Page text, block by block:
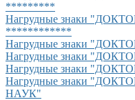
*********
Нагрудные знаки
************
Нагрудные знаки
Нагрудные знаки
Нагрудные знаки
Нагрудные знаки
НАУК"